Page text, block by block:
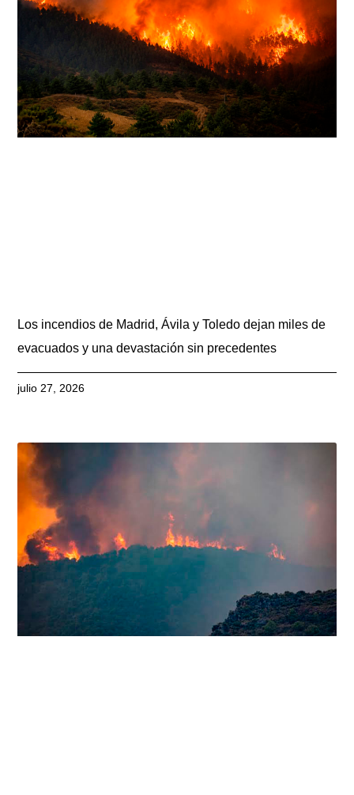
Los incendios de Madrid, Ávila y Toledo dejan miles de
evacuados y una devastación sin precedentes
julio 27, 2026